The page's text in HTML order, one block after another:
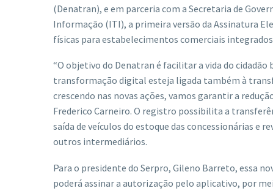
(Denatran), e em parceria com a Secretaria de
Informação (ITI), a primeira versão da Assinatura
físicas para estabelecimentos comerciais
“O objetivo do Denatran é facilitar a vida do
transformação digital esteja ligada também à
crescendo nas novas ações, vamos garantir a
Frederico Carneiro. O registro possibilita a
saída de veículos do estoque das concessionárias e
outros intermediários.
Para o presidente do Serpro, Gileno Barreto, essa
poderá assinar a autorização pelo aplicativo, por